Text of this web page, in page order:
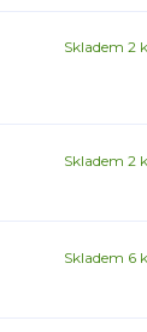
Skladem 2
Skladem 2
Skladem 6